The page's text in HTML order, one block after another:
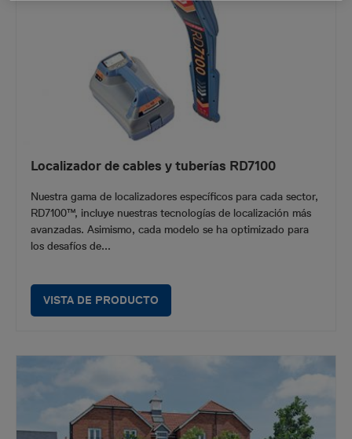
Localizador de cables y tuberías RD7100
Nuestra gama de localizadores específicos para cada sector,
RD7100™, incluye nuestras tecnologías de localización más
avanzadas. Asimismo, cada modelo se ha optimizado para
los desafíos de...
VISTA DE PRODUCTO